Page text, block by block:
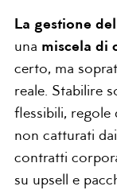
La gestione
una miscela di
certo, ma
reale. Stabilire
flessibili, regole
non catturati
contratti
su upsell e